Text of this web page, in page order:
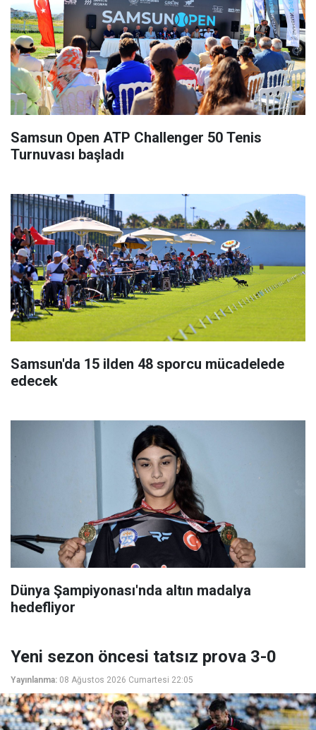
Samsun Open ATP Challenger 50 Tenis
Turnuvası başladı
Samsun'da 15 ilden 48 sporcu mücadelede
edecek
Dünya Şampiyonası'nda altın madalya
hedefliyor
Yeni sezon öncesi tatsız prova 3-0
Yayınlanma: 08 Ağustos 2026 Cumartesi 22:05